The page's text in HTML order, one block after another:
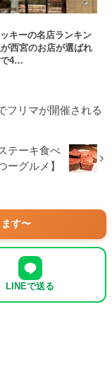
キーの名店ランキン
西宮のお店が選ばれ
で4…
フリマが開催される
テーキ食べ
ーグルメ】
す〜
LINEで送る